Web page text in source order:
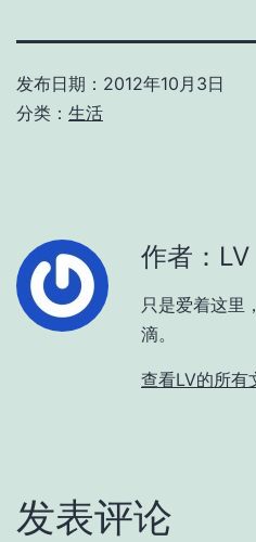
发布日期： 2012年10月3日
分类： 生活
作者：LV
只是爱着这里
滴。
查看LV的所有
发表评论